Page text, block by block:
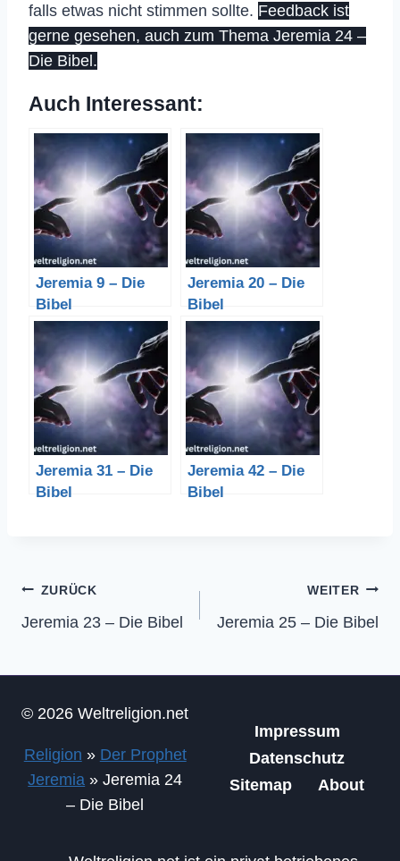
falls etwas nicht stimmen sollte. Feedback ist
gerne gesehen, auch zum Thema Jeremia 24 –
Die Bibel.
Auch Interessant:
Jeremia 9 – Die
Bibel
Jeremia 20 – Die
Bibel
Jeremia 31 – Die
Bibel
Jeremia 42 – Die
Bibel
Beitragsnavigation
ZURÜCK
Jeremia 23 – Die Bibel
WEITER
Jeremia 25 – Die Bibel
© 2026 Weltreligion.net
Religion » Der Prophet
Jeremia »Jeremia 24
– Die Bibel
Impressum
Datenschutz
Sitemap
About